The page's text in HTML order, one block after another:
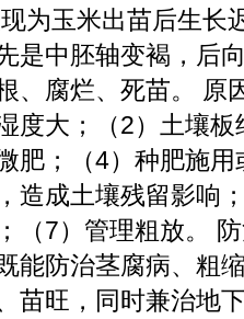
为玉米出苗后生长
是中胚轴变褐，后
、腐烂、死苗。 原
度大；（2）土壤
肥；（4）种肥施
造成土壤残留影响
（7）管理粗放。
能防治茎腐病、粗
苗旺，同时兼治地